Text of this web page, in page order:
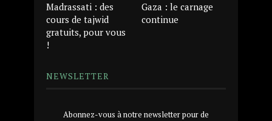
Madrassati : des
cours de tajwid
gratuits, pour vous
!
Gaza : le carnage
continue
NEWSLETTER
Abonnez-vous à notre newsletter pour de